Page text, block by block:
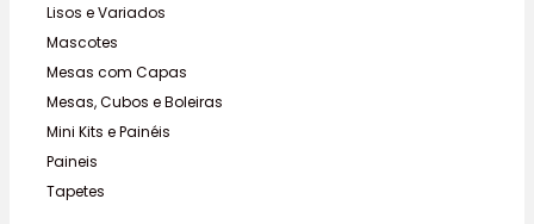
Lisos e Variados
Mascotes
Mesas com Capas
Mesas, Cubos e Boleiras
Mini Kits e Painéis
Paineis
Tapetes